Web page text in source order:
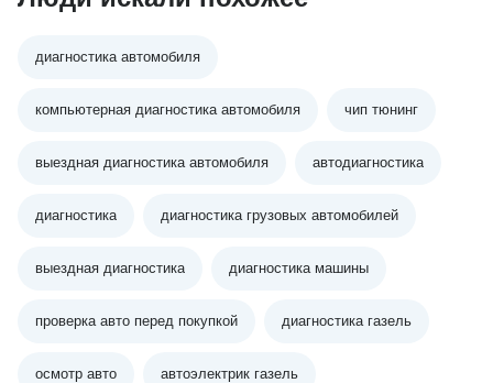
диагностика автомобиля
компьютерная диагностика автомобиля чип тюнинг
выездная диагностика автомобиля автодиагностика
диагностика диагностика грузовых автомобилей
выездная диагностика диагностика машины
проверка авто перед покупкой диагностика газель
осмотр авто автоэлектрик газель